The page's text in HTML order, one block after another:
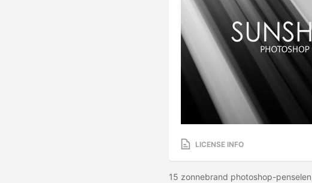
LICENSE INFO
15 zonnebrand photoshop-